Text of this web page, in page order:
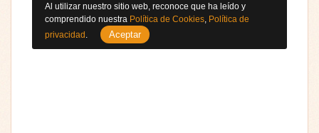
Al utilizar nuestro sitio web, reconoce que ha leído y
comprendido nuestra Política de Cookies, Política de
privacidad . Aceptar